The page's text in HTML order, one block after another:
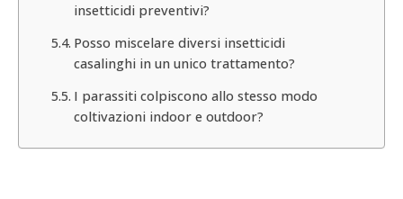
insetticidi preventivi?
Posso miscelare diversi insetticidi
casalinghi in un unico trattamento?
I parassiti colpiscono allo stesso modo
coltivazioni indoor e outdoor?